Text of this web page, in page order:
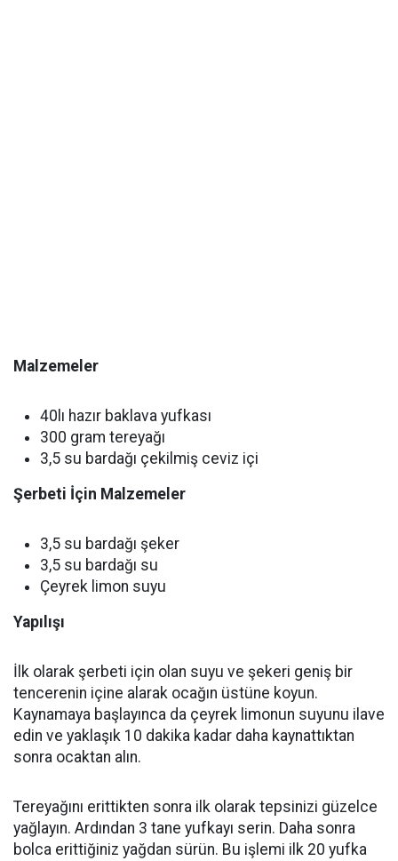
Malzemeler
40lı hazır baklava yufkası
300 gram tereyağı
3,5 su bardağı çekilmiş ceviz içi
Şerbeti İçin Malzemeler
3,5 su bardağı şeker
3,5 su bardağı su
Çeyrek limon suyu
Yapılışı
İlk olarak şerbeti için olan suyu ve şekeri geniş bir
tencerenin içine alarak ocağın üstüne koyun.
Kaynamaya başlayınca da çeyrek limonun suyunu ilave
edin ve yaklaşık 10 dakika kadar daha kaynattıktan
sonra ocaktan alın.
Tereyağını erittikten sonra ilk olarak tepsinizi güzelce
yağlayın. Ardından 3 tane yufkayı serin. Daha sonra
bolca erittiğiniz yağdan sürün. Bu işlemi ilk 20 yufka